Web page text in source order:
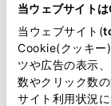
当ウェブサイト
当ウェブサイト(
Cookie(クッキー
ツや広告の表示
数やクリック数
サイト利用状況